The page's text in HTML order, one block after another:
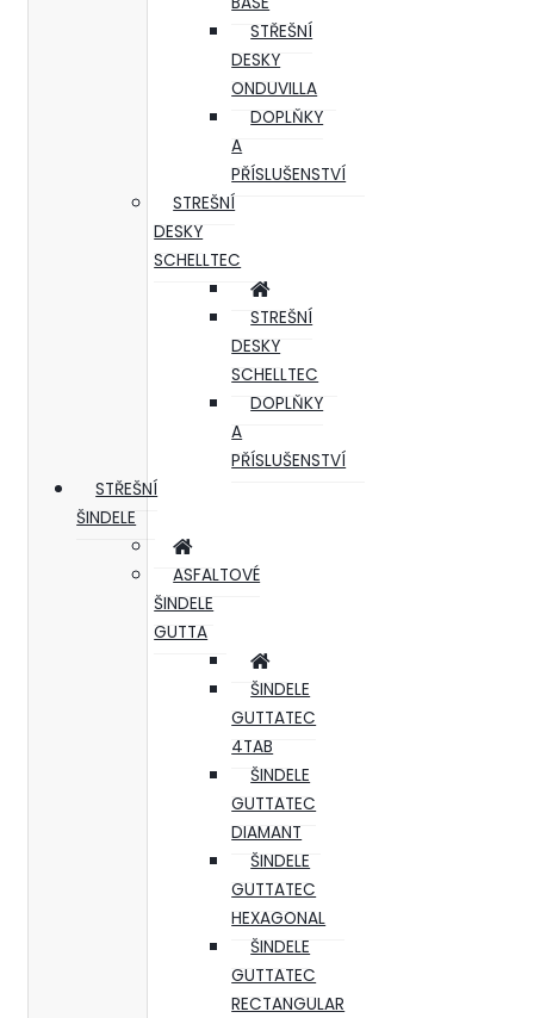
STŘEŠNÍ
DESKY
ONDUVILLA
DOPLŇKY
A
PŘÍSLUŠENSTVÍ
STREŠNÍ
DESKY
SCHELLTEC
STREŠNÍ
DESKY
SCHELLTEC
DOPLŇKY
A
PŘÍSLUŠENSTVÍ
STŘEŠNÍ
ŠINDELE
ASFALTOVÉ
ŠINDELE
GUTTA
ŠINDELE
GUTTATEC
4TAB
ŠINDELE
GUTTATEC
DIAMANT
ŠINDELE
GUTTATEC
HEXAGONAL
ŠINDELE
GUTTATEC
RECTANGULAR